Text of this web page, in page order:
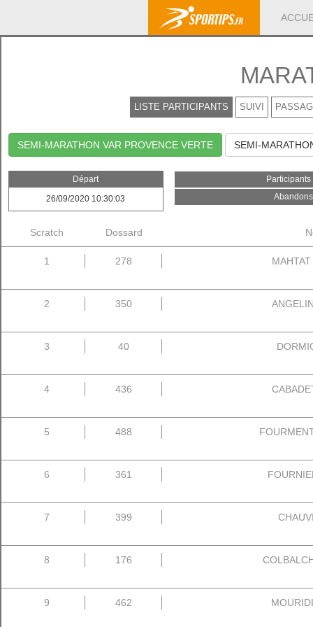
LISTE PARTICIPANTS SUIVI
SEMI-MARATHON VAR PROVENCE VERTE SEMI-
Départ
26/09/2020 10:30:03
Scratch Dossard
1 278
2 350
3 40
4 436
5 488
6 361
7 399
8 176
9 462